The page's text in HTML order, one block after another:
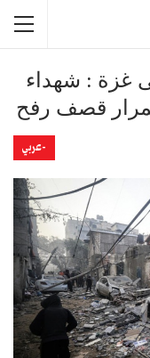
على غزة : شهداء
قصف رفح
-عربي